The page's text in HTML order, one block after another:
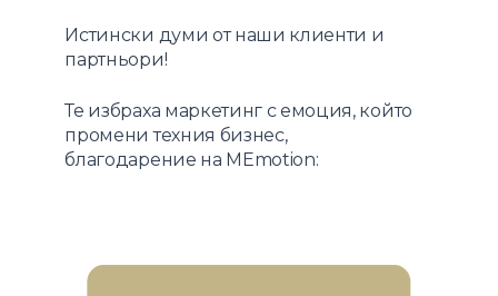
Истински думи от наши клиенти и
партньори!
Те избраха маркетинг с емоция, който
промени техния бизнес,
благодарение на MEmotion: